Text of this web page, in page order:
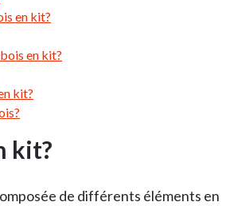
en kit?
en kit?
kit?
kit?
de différents éléments en